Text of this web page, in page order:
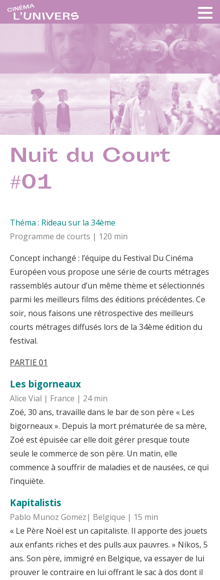
Nuit du Court
#01
Théma : Rideau sur la 34ème
Programme de courts | 120 min
Concept inchangé : l’équipe du Festival Du Cinéma
Européen vous propose une série de courts métrages
rassemblés autour d’un même thème et sélectionnés
parmi les meilleurs films des éditions précédentes. Ce
soir, nous faisons une rétrospective des meilleurs
courts métrages diffusés lors de la 34ème édition du
festival.
PARTIE 01
Les bigorneaux
Alice Vial | France | 24 min
Zoé, 30 ans, travaille dans le bar de son père « Les
bigorneaux ». Depuis la mort prématurée de sa mère,
Zoé est épuisée car elle doit gérer presque toute
seule le commerce de son père. Un matin, elle
commence à souffrir de maladies et de nausées, ce qui
l’inquiète.
Kapitalistis
Pablo Munoz Gomez| Belgique | 15 min
« Le Père Noël est un capitaliste. Il apporte des jouets
aux enfants riches et des pulls aux pauvres. » Nikos, 5
ans. Son père, immigré en Belgique, va essayer de lui
prouver le contraire en lui offrant le sac à dos dont il